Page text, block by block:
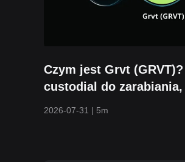
Czym jest Grvt
custodial do
2026-07-31 | 5m